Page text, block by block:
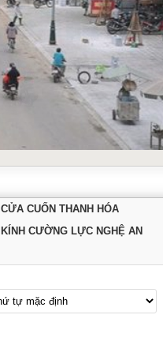
CỬA CUỐN THANH HÓA
KÍNH CƯỜNG LỰC NGHỆ AN